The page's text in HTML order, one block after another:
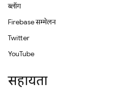
ब्लॉग
Firebase सम्मेलन
Twitter
YouTube
सहायता